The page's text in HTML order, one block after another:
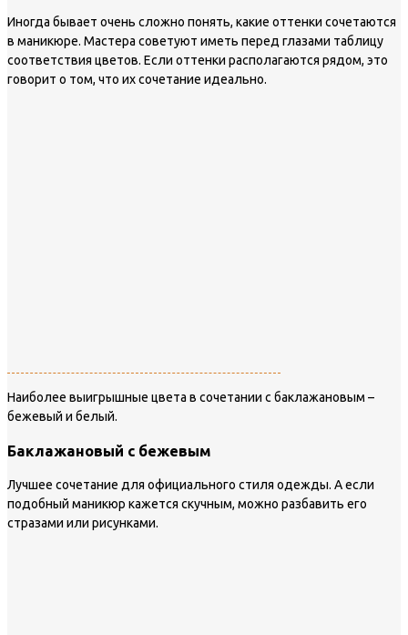
Иногда бывает очень сложно понять, какие оттенки сочетаются
в маникюре. Мастера советуют иметь перед глазами таблицу
соответствия цветов. Если оттенки располагаются рядом, это
говорит о том, что их сочетание идеально.
Наиболее выигрышные цвета в сочетании с баклажановым –
бежевый и белый.
Баклажановый с бежевым
Лучшее сочетание для официального стиля одежды. А если
подобный маникюр кажется скучным, можно разбавить его
стразами или рисунками.